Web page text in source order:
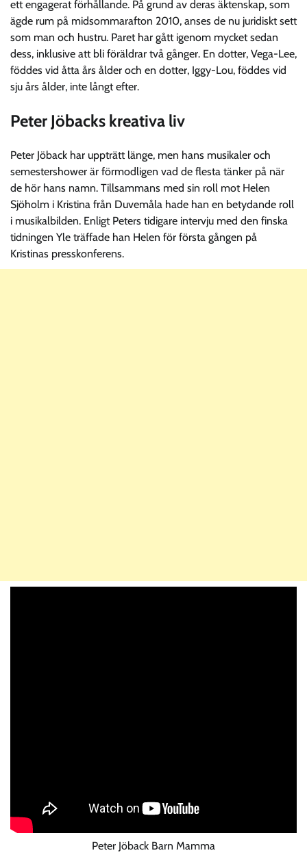
ett engagerat förhållande. På grund av deras äktenskap, som
ägde rum på midsommarafton 2010, anses de nu juridiskt sett
som man och hustru. Paret har gått igenom mycket sedan
dess, inklusive att bli föräldrar två gånger. En dotter, Vega-Lee,
föddes vid åtta års ålder och en dotter, Iggy-Lou, föddes vid
sju års ålder, inte långt efter.
Peter Jöbacks kreativa liv
Peter Jöback har uppträtt länge, men hans musikaler och
semestershower är förmodligen vad de flesta tänker på när
de hör hans namn. Tillsammans med sin roll mot Helen
Sjöholm i Kristina från Duvemåla hade han en betydande roll
i musikalbilden. Enligt Peters tidigare intervju med den finska
tidningen Yle träffade han Helen för första gången på
Kristinas presskonferens.
Peter Jöback Barn Mamma